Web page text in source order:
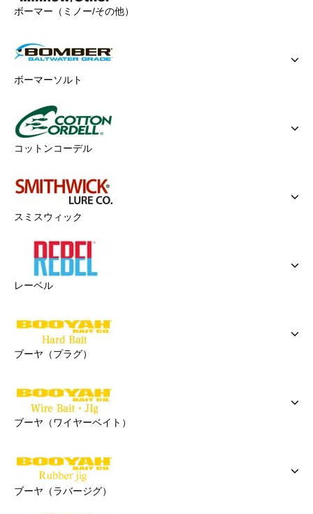
ボーマー（ミノー/その他）
ボーマーソルト
コットンコーデル
スミスウィック
レーベル
ブーヤ（プラグ）
ブーヤ（ワイヤーベイト）
ブーヤ（ラバージグ）